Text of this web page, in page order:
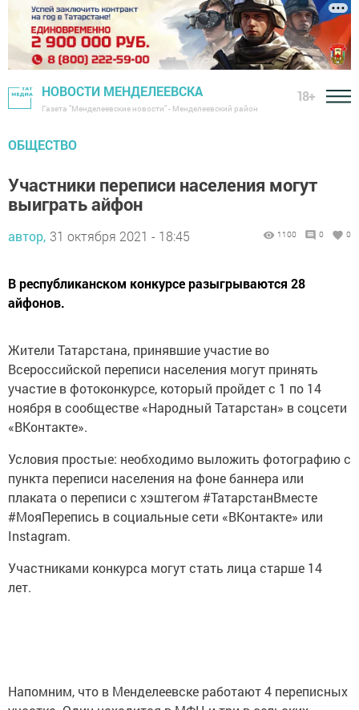
НОВОСТИ МЕНДЕЛЕЕВСКА
Газета "Менделеевские новости" - Менделеевский район
18+
ОБЩЕСТВО
Участники переписи населения могут
выиграть айфон
автор, 31 октября 2021 - 18:45 1100 0 0
В республиканском конкурсе разыгрываются 28
айфонов.
Жители Татарстана, принявшие участие во
Всероссийской переписи населения могут принять
участие в фотоконкурсе, который пройдет с 1 по 14
ноября в сообществе «Народный Татарстан» в соцсети
«ВКонтакте».
Условия простые: необходимо выложить фотографию с
пункта переписи населения на фоне баннера или
плаката о переписи с хэштегом #ТатарстанВместе
#МояПерепись в социальные сети «ВКонтакте» или
Instagram.
Участниками конкурса могут стать лица старше 14
лет.
Напомним, что в Менделеевске работают 4 переписных